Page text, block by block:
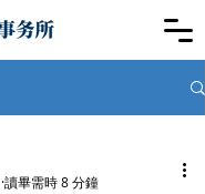
讀畢需時 8 分鐘